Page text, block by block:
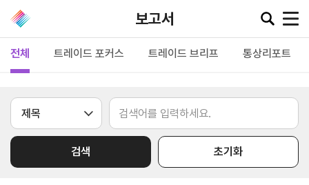
보고서
공지·뉴스
협회소
공지사항
무역동
향
무역뉴스
환율/
원자재
동향
KITA
전체 트레이드 포커스 트레이드 브리프 통상리포트
검색 초기화